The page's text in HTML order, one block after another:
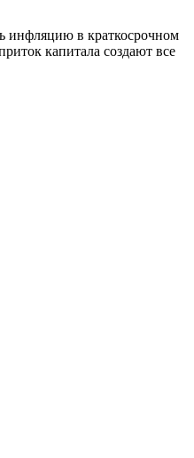
инфляцию в краткосрочном
капитала создают все